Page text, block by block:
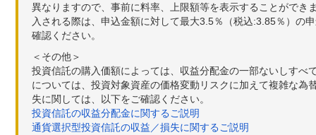
異なりますので、事前に料率、上限額等を表示することがで
入される際は、申込金額に対して最大3.5％（税込:3.85％）の
確認ください。
＜その他＞
投資信託の購入価額によっては、収益分配金の一部ないしす
については、投資対象資産の価格変動リスクに加えて複雑な
失に関しては、以下をご確認ください。
投資信託の収益分配金に関するご説明
通貨選択型投資信託の収益／損失に関するご説明